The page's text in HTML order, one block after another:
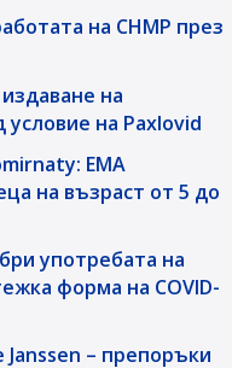
на СНМР през
на
на Paxlovid
EMA
на възраст от 5 до
употребата на
форма на COVID-
Janssen – препоръки